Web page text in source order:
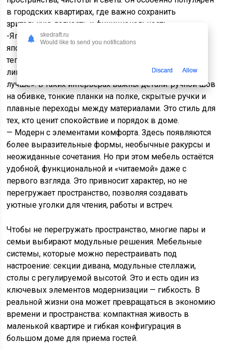
в городских квартирах, где важно сохранить
зрительную легкость и функциональность.
-Японский скандинавский стиль Japandi — слияние
японской минималистичности и скандинавской
теплотой. Это направление привлекает простотой
линий, природной палитрой и идеей «меньше —
лучше». В таких интерьерах важны детали: ручной шов
на обивке, тонкие планки на полке, скрытые ручки и
плавные переходы между материалами. Это стиль для
тех, кто ценит спокойствие и порядок в доме.
— Модерн с элементами комфорта. Здесь появляются
более выразительные формы, необычные ракурсы и
неожиданные сочетания. Но при этом мебель остаётся
удобной, функциональной и «читаемой» даже с
первого взгляда. Это привносит характер, но не
перегружает пространство, позволяя создавать
уютные уголки для чтения, работы и встреч.
Чтобы не перегружать пространство, многие пары и
семьи выбирают модульные решения. Мебельные
системы, которые можно перестраивать под
настроение: секции дивана, модульные стеллажи,
столы с регулируемой высотой. Это и есть один из
ключевых элементов модернизации — гибкость. В
реальной жизни она может превращаться в экономию
времени и пространства: компактная живость в
маленькой квартире и гибкая конфигурация в
большом доме для приема гостей.
skedraft.ru
Would like to send you notifications
Discard Allow